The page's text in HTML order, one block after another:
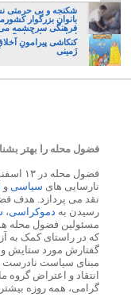
شکنجه و بی حرمتی
بانوان بزرگوار
فرهنگی سرچشمه می
ایرانی، و یا تازیان؟
کنکاشی پیرامونِ
زَمینی
فضول محله را بهتر
نارسایی های سیاسی و
نقد می پردازد. هدف
رسیدن به دموکراسی،
مسئولین فضول محله
که در راستای کمک به
گفتارش مورد ستایش و
مبنای سیاست نادرست
انتقاد و اعتراض گروه
گرامی، همه روزه بیشتر از ۱۰،۰۰۰ نفر از این سایت دیدن می